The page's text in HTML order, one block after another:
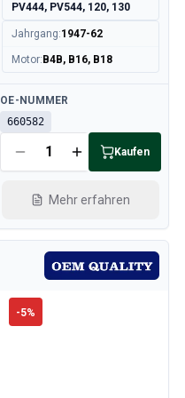
PV444, PV544, 120, 130
Jahrgang:1947-62
Motor: B4B, B16, B18
Verfügbar
OE-NUMMER
660582
Kaufen
Mehr erfahren
-5%